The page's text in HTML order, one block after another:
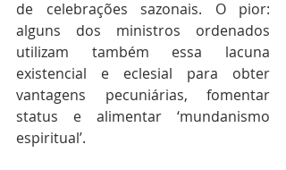
de celebrações sazonais. O pior:
alguns dos ministros ordenados
utilizam também essa lacuna
existencial e eclesial para obter
vantagens pecuniárias, fomentar
status e alimentar ‘mundanismo
espiritual’.